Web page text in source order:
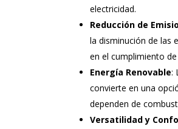
electricidad.
Reducción de
la disminución de las
en el cumplimiento
Energía Renovable:
convierte en una
dependen de
Versatilidad y